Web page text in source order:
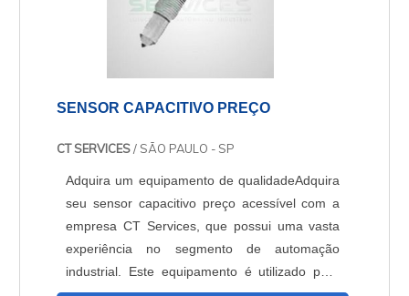
SENSOR CAPACITIVO PREÇO
CT SERVICES/ SÃO PAULO - SP
Adquira um equipamento de qualidadeAdquira
seu sensor capacitivo preço acessível com a
empresa CT Services, que possui uma vasta
experiência no segmento de automação
industrial. Este equipamento é utilizado para